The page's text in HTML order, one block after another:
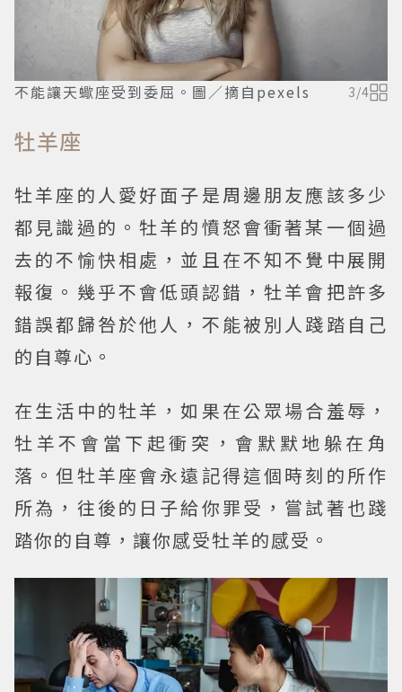
不能讓天蠍座受到委屈。圖／摘自pexels 3/4
牡羊座
牡羊座的人愛好面子是周邊朋友應該多少
都見識過的。牡羊的憤怒會衝著某一個過
去的不愉快相處，並且在不知不覺中展開
報復。幾乎不會低頭認錯，牡羊會把許多
錯誤都歸咎於他人，不能被別人踐踏自己
的自尊心。
在生活中的牡羊，如果在公眾場合羞辱，
牡羊不會當下起衝突，會默默地躲在角
落。但牡羊座會永遠記得這個時刻的所作
所為，往後的日子給你罪受，嘗試著也踐
踏你的自尊，讓你感受牡羊的感受。